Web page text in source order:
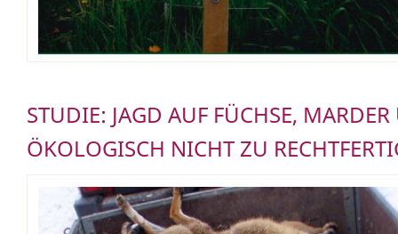
STUDIE: JAGD AUF FÜCHSE,
ÖKOLOGISCH NICHT ZU